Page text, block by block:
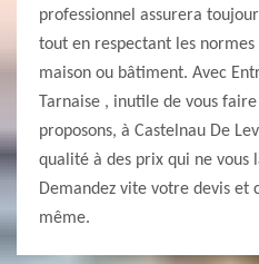
professionnel assurera
tout en respectant les
maison ou bâtiment. Avec
Tarnaise , inutile de vous
proposons, à Castelnau De
qualité à des prix qui ne vous
Demandez vite votre devis et
même.